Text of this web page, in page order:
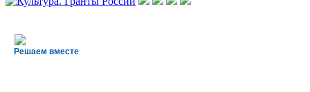
Решаем вместе